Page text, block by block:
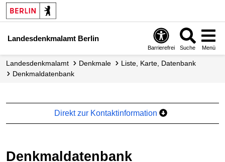
Landesdenkmalamt Berlin
Barrierefrei Suche Menü
Landesdenkmalamt Denkmale
Liste, Karte, Datenbank
Denkmal­datenbank
Direkt zur Kontaktinformation
Denkmaldatenbank